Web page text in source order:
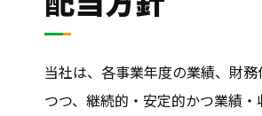
当社は、各事業年度の業績、財
つつ、継続的・安定的かつ業績